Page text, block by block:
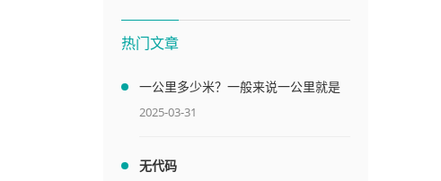
热门文章
一公里多少米？一般来说一公里就是
1000米
2025-03-31
无代码